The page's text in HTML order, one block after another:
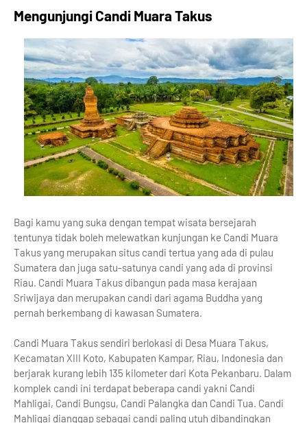
Mengunjungi Candi Muara Takus
Bagi kamu yang suka dengan tempat wisata bersejarah
tentunya tidak boleh melewatkan kunjungan ke Candi Muara
Takus yang merupakan situs candi tertua yang ada di pulau
Sumatera dan juga satu-satunya candi yang ada di provinsi
Riau. Candi Muara Takus dibangun pada masa kerajaan
Sriwijaya dan merupakan candi dari agama Buddha yang
pernah berkembang di kawasan Sumatera.
Candi Muara Takus sendiri berlokasi di Desa Muara Takus,
Kecamatan XIII Koto, Kabupaten Kampar, Riau, Indonesia dan
berjarak kurang lebih 135 kilometer dari Kota Pekanbaru. Dalam
komplek candi ini terdapat beberapa candi yakni Candi
Mahligai, Candi Bungsu, Candi Palangka dan Candi Tua. Candi
Mahligai dianggap sebagai candi paling utuh dibandingkan